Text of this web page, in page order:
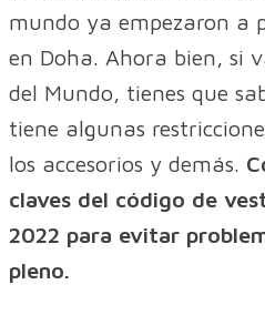
mundo ya empezaron a
en Doha. Ahora bien, si
del Mundo, tienes que
tiene algunas
los accesorios y demás.
claves del código de
2022 para evitar
pleno.